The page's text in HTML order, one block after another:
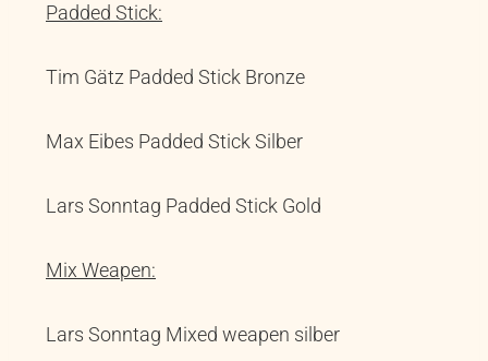
Padded Stick:
Tim Gätz Padded Stick Bronze
Max Eibes Padded Stick Silber
Lars Sonntag Padded Stick Gold
Mix Weapen:
Lars Sonntag Mixed weapen silber